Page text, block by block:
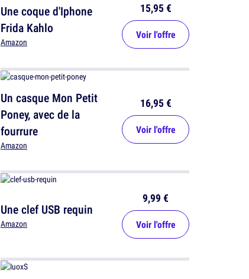
Une coque d'Iphone
Frida Kahlo
Amazon
15,95 €
Voir l'offre
Un casque Mon Petit
Poney, avec de la
fourrure
Amazon
16,95 €
Voir l'offre
Une clef USB requin
Amazon
9,99 €
Voir l'offre